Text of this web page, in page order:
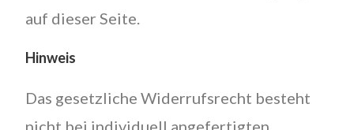
auf dieser Seite.
Hinweis
Das gesetzliche Widerrufsrecht besteht
nicht bei individuell angefertigten